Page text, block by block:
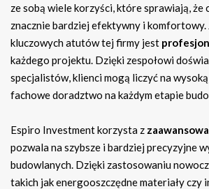
ze sobą wiele korzyści, które sprawiają, że
znacznie bardziej efektywny i komfortowy.
kluczowych atutów tej firmy jest
każdego projektu. Dzięki zespołowi
specjalistów, klienci mogą liczyć na
fachowe doradztwo na każdym etapie
Espiro Investment korzysta z
pozwala na szybsze i bardziej precyzyjne
budowlanych. Dzięki zastosowaniu
takich jak energooszczędne materiały czy